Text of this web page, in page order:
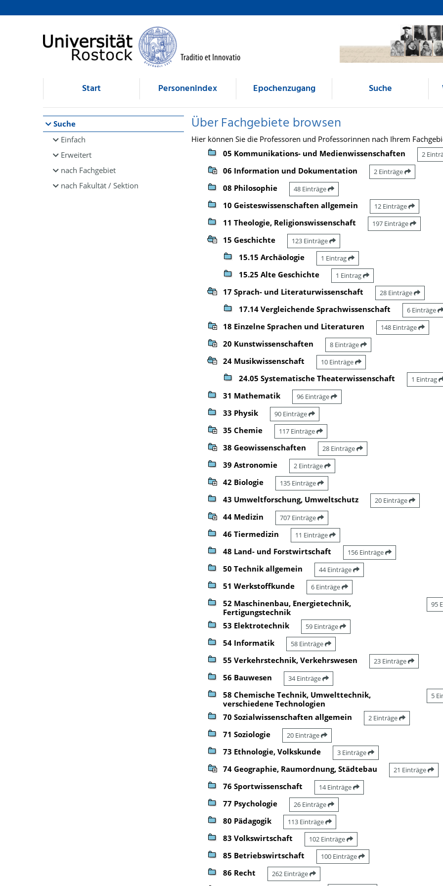
Browsen
direkt zum Inhalt
Start Personenindex Epochenzugang Suche
Suche
Einfach
Erweitert
nach Fachgebiet
nach Fakultät / Sektion
Über Fachgebiete browsen
Hier können Sie die Professoren und Professorinnen nach Ihrem
05 Kommunikations- und Medienwissenschaften
2
06 Information und Dokumentation 2 Einträge
08 Philosophie 48 Einträge
10 Geisteswissenschaften allgemein 12 Einträge
11 Theologie, Religionswissenschaft 197 Einträge
15 Geschichte 123 Einträge
15.15 Archäologie 1 Eintrag
15.25 Alte Geschichte 1 Eintrag
17 Sprach- und Literaturwissenschaft 28 Einträge
17.14 Vergleichende Sprachwissenschaft 6 Einträge
18 Einzelne Sprachen und Literaturen 148 Einträge
20 Kunstwissenschaften 8 Einträge
24 Musikwissenschaft 10 Einträge
24.05 Systematische Theaterwissenschaft 1 Eintrag
31 Mathematik 96 Einträge
33 Physik 90 Einträge
35 Chemie 117 Einträge
38 Geowissenschaften 28 Einträge
39 Astronomie 2 Einträge
42 Biologie 135 Einträge
43 Umweltforschung, Umweltschutz 20 Einträge
44 Medizin 707 Einträge
46 Tiermedizin 11 Einträge
48 Land- und Forstwirtschaft 156 Einträge
50 Technik allgemein 44 Einträge
51 Werkstoffkunde 6 Einträge
52 Maschinenbau, Energietechnik,
Fertigungstechnik
95
53 Elektrotechnik 59 Einträge
54 Informatik 58 Einträge
55 Verkehrstechnik, Verkehrswesen 23 Einträge
56 Bauwesen 34 Einträge
58 Chemische Technik, Umwelttechnik,
verschiedene Technologien
5
70 Sozialwissenschaften allgemein 2 Einträge
71 Soziologie 20 Einträge
73 Ethnologie, Volkskunde 3 Einträge
74 Geographie, Raumordnung, Städtebau 21 Einträge
76 Sportwissenschaft 14 Einträge
77 Psychologie 26 Einträge
80 Pädagogik 113 Einträge
83 Volkswirtschaft 102 Einträge
85 Betriebswirtschaft 100 Einträge
86 Recht 262 Einträge